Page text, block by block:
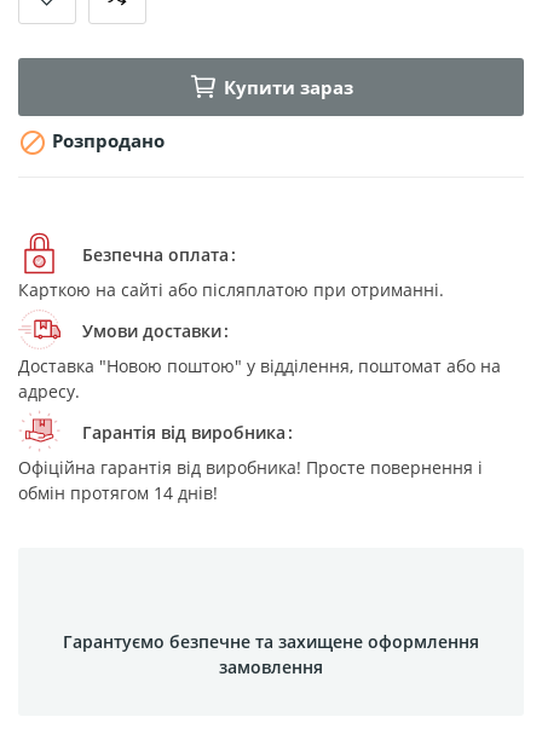
Купити зараз
 Розпродано
Безпечна оплата
Карткою на сайті або післяплатою при отриманні.
Умови доставки
Доставка "Новою поштою" у відділення, поштомат або на
адресу.
Гарантія від виробника
Офіційна гарантія від виробника! Просте повернення і
обмін протягом 14 днів!
Гарантуємо безпечне та захищене оформлення
замовлення